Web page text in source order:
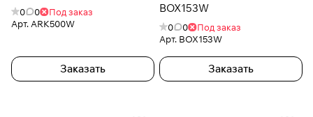
0 0
Под заказ
Арт. ARK500W
Заказать
BOX153W
0 0
Под заказ
Арт. BOX153W
Заказать